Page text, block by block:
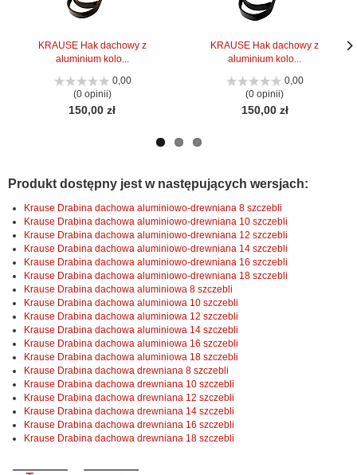
KRAUSE Hak dachowy z
aluminium kolo...
0,00
(0 opinii)
150,00 zł
KRAUSE Hak dachowy z
aluminium kolo...
0,00
(0 opinii)
150,00 zł
Produkt dostępny jest w następujących wersjach:
Krause Drabina dachowa aluminiowo-drewniana 8 szczebli
Krause Drabina dachowa aluminiowo-drewniana 10 szczebli
Krause Drabina dachowa aluminiowo-drewniana 12 szczebli
Krause Drabina dachowa aluminiowo-drewniana 14 szczebli
Krause Drabina dachowa aluminiowo-drewniana 16 szczebli
Krause Drabina dachowa aluminiowo-drewniana 18 szczebli
Krause Drabina dachowa aluminiowa 8 szczebli
Krause Drabina dachowa aluminiowa 10 szczebli
Krause Drabina dachowa aluminiowa 12 szczebli
Krause Drabina dachowa aluminiowa 14 szczebli
Krause Drabina dachowa aluminiowa 16 szczebli
Krause Drabina dachowa aluminiowa 18 szczebli
Krause Drabina dachowa drewniana 8 szczebli
Krause Drabina dachowa drewniana 10 szczebli
Krause Drabina dachowa drewniana 12 szczebli
Krause Drabina dachowa drewniana 14 szczebli
Krause Drabina dachowa drewniana 16 szczebli
Krause Drabina dachowa drewniana 18 szczebli